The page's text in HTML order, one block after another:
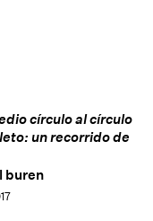
círculo al círculo
un recorrido de
buren